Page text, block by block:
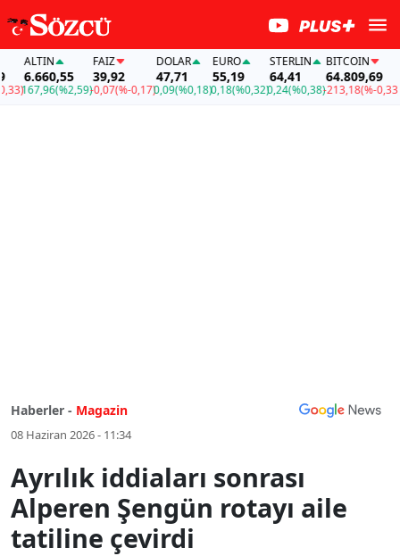
(%2,59)
39,92
-0,07(%-0,17)
DOLAR
47,71
0,09(%0,18)
EURO
55,19
0,18(%0,32)
STERLIN
64,41
0,24(%0,38)
BITCOIN
64.809,69
-213,18(%-0,33)
Haberler - Magazin
08 Haziran 2026 - 11:34
Ayrılık iddiaları sonrası
Alperen Şengün rotayı aile
tatiline çevirdi